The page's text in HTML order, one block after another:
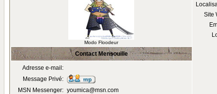
Modo Floodeur
Site
Contact Mensouille
Adresse e-mail:
Message Privé:
MSN Messenger: youmica@msn.com